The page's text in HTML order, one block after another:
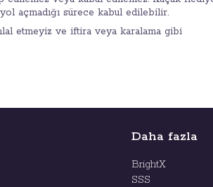
açmadığı sürece kabul edilebilir.
etmeyiz ve iftira veya karalama gibi
Daha fazla
BrightX
SSS